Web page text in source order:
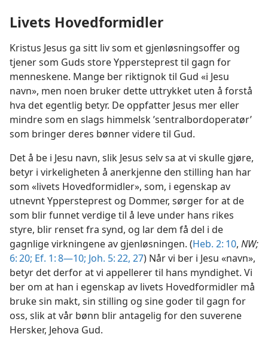
Livets Hovedformidler
Kristus Jesus ga sitt liv som et gjenløsningsoffer og
tjener som Guds store Yppersteprest til gagn for
menneskene. Mange ber riktignok til Gud «i Jesu
navn», men noen bruker dette uttrykket uten å forstå
hva det egentlig betyr. De oppfatter Jesus mer eller
mindre som en slags himmelsk ’sentralbordoperatør’
som bringer deres bønner videre til Gud.
Det å be i Jesu navn, slik Jesus selv sa at vi skulle gjøre,
betyr i virkeligheten å anerkjenne den stilling han har
som «livets Hovedformidler», som, i egenskap av
utnevnt Yppersteprest og Dommer, sørger for at de
som blir funnet verdige til å leve under hans rikes
styre, blir renset fra synd, og lar dem få del i de
gagnlige virkningene av gjenløsningen. (Heb. 2: 10, NW;
6: 20; Ef. 1: 8—10; Joh. 5: 22, 27) Når vi ber i Jesu «navn»,
betyr det derfor at vi appellerer til hans myndighet. Vi
ber om at han i egenskap av livets Hovedformidler må
bruke sin makt, sin stilling og sine goder til gagn for
oss, slik at vår bønn blir antagelig for den suverene
Hersker, Jehova Gud.